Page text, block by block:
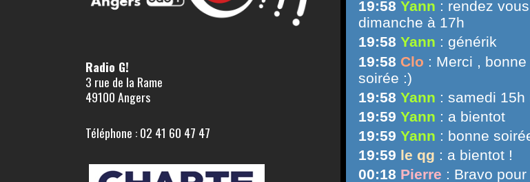
Radio G!
3 rue de la Rame
49100 Angers
Téléphone : 02 41 60 47 47